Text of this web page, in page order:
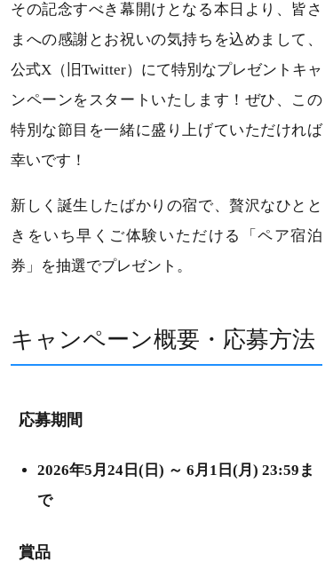
その記念すべき幕開けとなる本日より、皆さ
まへの感謝とお祝いの気持ちを込めまして、
公式X（旧Twitter）にて特別なプレゼントキャ
ンペーンをスタートいたします！ぜひ、この
特別な節目を一緒に盛り上げていただければ
幸いです！
新しく誕生したばかりの宿で、贅沢なひとと
きをいち早くご体験いただける「ペア宿泊
券」を抽選でプレゼント。
キャンペーン概要・応募方法
応募期間
2026年5月24日(日) ～ 6月1日(月) 23:59ま
で
賞品